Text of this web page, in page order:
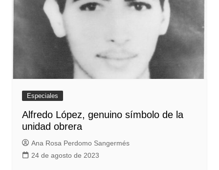
Especiales
Alfredo López, genuino símbolo de la
unidad obrera
Ana Rosa Perdomo Sangermés
24 de agosto de 2023